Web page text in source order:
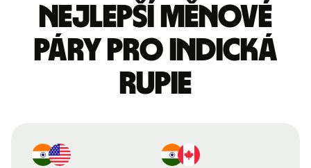
Nejlepší měnové
páry pro indická
rupie